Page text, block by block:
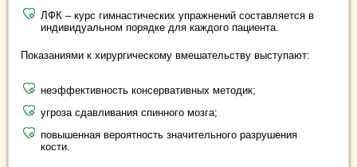
ЛФК – курс гимнастических упражнений составляется в
индивидуальном порядке для каждого пациента.
Показаниями к хирургическому вмешательству выступают:
неэффективность консервативных методик;
угроза сдавливания спинного мозга;
повышенная вероятность значительного разрушения
кости.